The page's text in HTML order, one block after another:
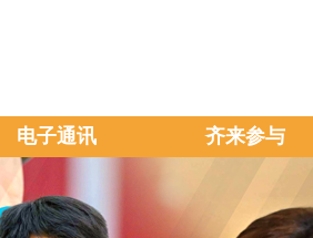
电子通讯 齐来参与